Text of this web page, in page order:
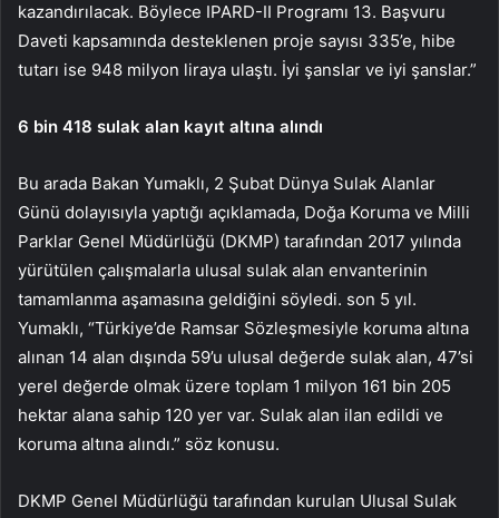
kazandırılacak. Böylece IPARD-II Programı 13. Başvuru
Daveti kapsamında desteklenen proje sayısı 335’e, hibe
tutarı ise 948 milyon liraya ulaştı. İyi şanslar ve iyi şanslar.”
6 bin 418 sulak alan kayıt altına alındı
Bu arada Bakan Yumaklı, 2 Şubat Dünya Sulak Alanlar
Günü dolayısıyla yaptığı açıklamada, Doğa Koruma ve Milli
Parklar Genel Müdürlüğü (DKMP) tarafından 2017 yılında
yürütülen çalışmalarla ulusal sulak alan envanterinin
tamamlanma aşamasına geldiğini söyledi. son 5 yıl.
Yumaklı, “Türkiye’de Ramsar Sözleşmesiyle koruma altına
alınan 14 alan dışında 59’u ulusal değerde sulak alan, 47’si
yerel değerde olmak üzere toplam 1 milyon 161 bin 205
hektar alana sahip 120 yer var. Sulak alan ilan edildi ve
koruma altına alındı.” söz konusu.
DKMP Genel Müdürlüğü tarafından kurulan Ulusal Sulak